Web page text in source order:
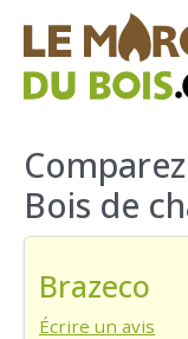
CHAUFFAGE AU
FAQ
TROUVER SON
Bois de
Brazeco
Écrire un avis